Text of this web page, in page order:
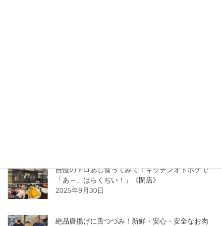
自慢のトロあじ食ってみて！キッチンオトボケで
「あ～、はらくぢい！」《閉店》
2025年9月30日
絶品唐揚げに舌つづみ！新鮮・安心・安全なお肉